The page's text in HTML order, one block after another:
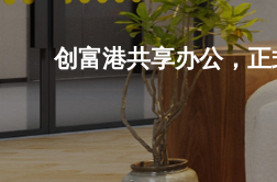
创富港共享办公，